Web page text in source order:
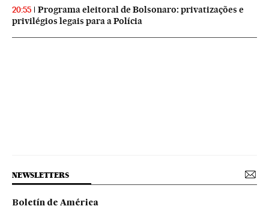
20:55
Programa eleitoral de Bolsonaro: privatizações e
privilégios legais para a Polícia
NEWSLETTERS
Boletín de América